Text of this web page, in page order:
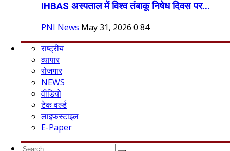
IHBAS अस्पताल में विश्व तंबाकू निषेध दिवस पर...
PNI News May 31, 2026 0 84
राष्ट्रीय
व्यापार
रोजगार
NEWS
वीडियो
टेक वर्ल्ड
लाइफस्टाइल
E-Paper